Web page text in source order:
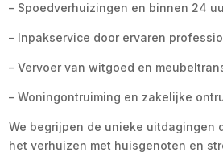
– Spoedverhuizingen en binnen 24
– Inpakservice door ervaren
– Vervoer van witgoed en
– Woningontruiming en zakelijke
We begrijpen de unieke uitdagingen
het verhuizen met huisgenoten en